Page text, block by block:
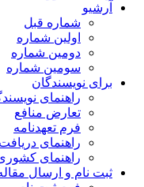
آرشیو
شماره قبل
اولین شماره
دومین شماره
سومین شماره
برای نویسندگان
راهنمای
تعارض منافع
فرم تعهدنامه
راهنمای دریافت ORCID
راهنمای کشوری
ثبت نام و ارسال